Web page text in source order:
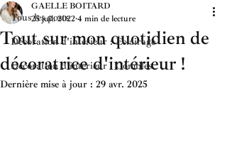
Tous les posts
Décoration d'intérieur : Eclairage
Décoration d'intérieur : Combles
Tout sur mon quotidien de
décoratrice d'intérieur !
GAELLE BOITARD
25 juil. 2022 4 min de lecture
Dernière mise à jour : 29 avr. 2025